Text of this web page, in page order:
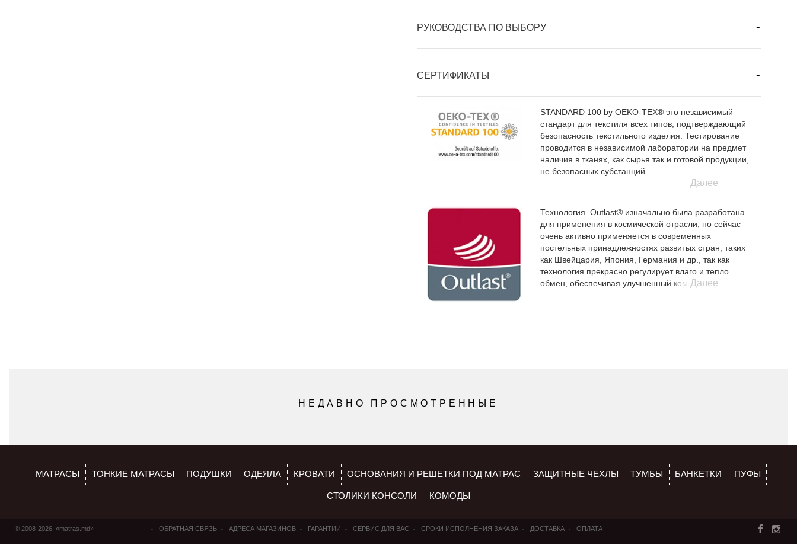
РУКОВОДСТВА ПО ВЫБОРУ
СЕРТИФИКАТЫ
STANDARD 100 by OEKO-TEX® это независимый
стандарт для текстиля всех типов, подтверждающий
безопасность текстильного изделия. Тестирование
проводится в независимой лаборатории на предмет
наличия в тканях, как сырья так и готовой продукции,
не безопасных субстанций.
Далее
Технология Outlast® изначально была разработана
для применения в космической отрасли, но сейчас
очень активно применяется в современных
постельных принадлежностях развитых стран, таких
как Швейцария, Япония, Германия и др., так как
технология прекрасно регулирует влаго и тепло
обмен, обеспечивая улучшенный комфорт
Далее
НЕДАВНО ПРОСМОТРЕННЫЕ
МАТРАСЫ ТОНКИЕ МАТРАСЫ ПОДУШКИ ОДЕЯЛА КРОВАТИ ОСНОВАНИЯ И РЕШЕТКИ ПОД МАТРАС ЗАЩИТНЫЕ ЧЕХЛЫ ТУМБЫ БАНКЕТКИ ПУФЫ
СТОЛИКИ КОНСОЛИ КОМОДЫ
© 2008-2026, «matras.md» ОБРАТНАЯ СВЯЗЬ АДРЕСА МАГАЗИНОВ ГАРАНТИИ СЕРВИС ДЛЯ ВАС СРОКИ ИСПОЛНЕНИЯ ЗАКАЗА ДОСТАВКА ОПЛАТА